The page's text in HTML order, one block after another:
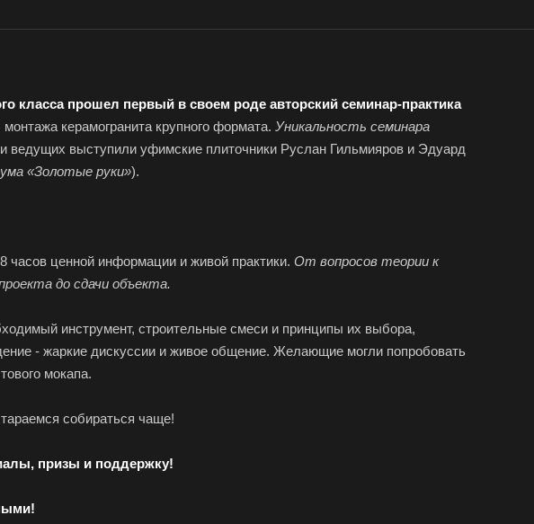
класса прошел первый в своем роде авторский семинар-практика
керамогранита крупного формата. Уникальность семинара
ведущих выступили уфимские плиточники Руслан Гильмияров и Эдуард
«Золотые руки»).
ценной информации и живой практики. От вопросов теории к
до сдачи объекта.
инструмент, строительные смеси и принципы их выбора,
- жаркие дискуссии и живое общение. Желающие могли попробовать
мокапа.
собираться чаще!
призы и поддержку!